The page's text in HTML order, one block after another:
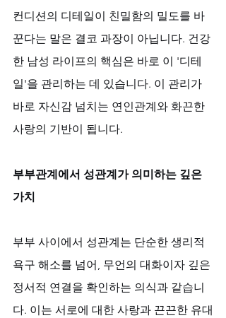
컨디션의 디테일이 친밀함의 밀도를 바
꾼다는 말은 결코 과장이 아닙니다. 건강
한 남성 라이프의 핵심은 바로 이 '디테
일'을 관리하는 데 있습니다. 이 관리가
바로 자신감 넘치는 연인관계와 화끈한
사랑의 기반이 됩니다.
부부관계에서 성관계가 의미하는 깊은
가치
부부 사이에서 성관계는 단순한 생리적
욕구 해소를 넘어, 무언의 대화이자 깊은
정서적 연결을 확인하는 의식과 같습니
다. 이는 서로에 대한 사랑과 끈끈한 유대